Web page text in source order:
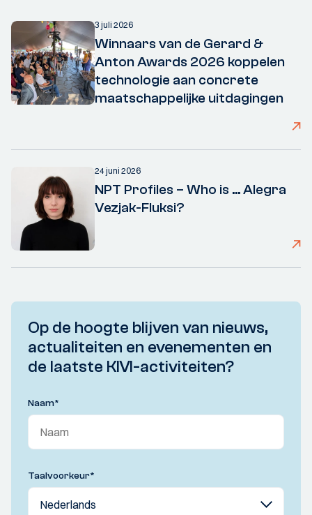
3 juli 2026
Winnaars van de Gerard &
Anton Awards 2026 koppelen
technologie aan concrete
maatschappelijke uitdagingen
24 juni 2026
NPT Profiles – Who is ... Alegra
Vezjak-Fluksi?
Op de hoogte blijven van nieuws,
actualiteiten en evenementen en
de laatste KIVI-activiteiten?
Naam*
Taalvoorkeur*